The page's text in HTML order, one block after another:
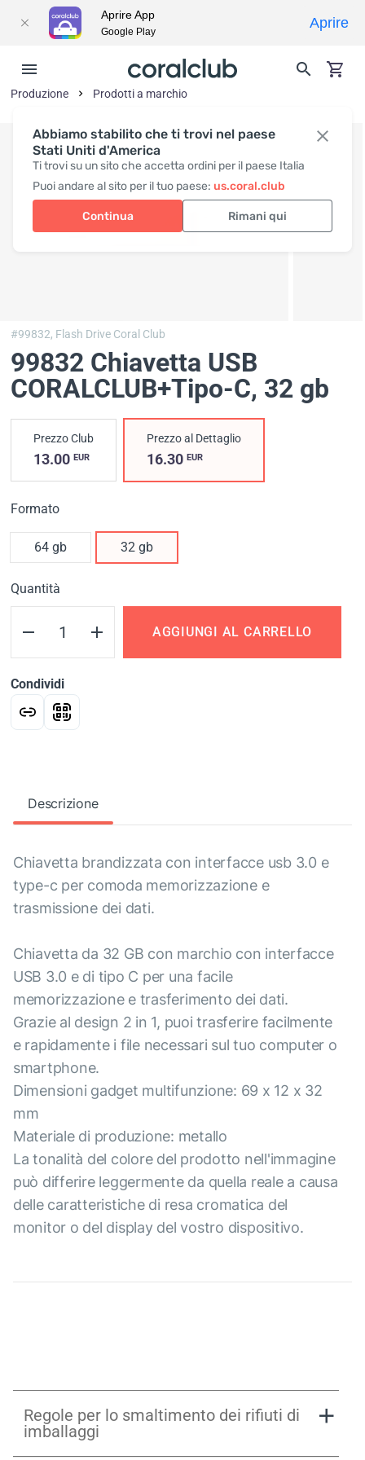
Abbiamo stabilito che ti trovi nel paese
Stati Uniti d'America
Ti trovi su un sito che accetta ordini per il paese Italia
Puoi andare al sito per il tuo paese: us.coral.club
Continua Rimani qui
Produzione Prodotti a marchio
#99832, Flash Drive Coral Club
99832 Chiavetta USB
CORALCLUB+Tipo-C, 32 gb
Prezzo Club
13.00 EUR
Prezzo al Dettaglio
16.30EUR
Formato
64 gb 32 gb
Quantità
AGGIUNGI AL CARRELLO
Condividi
Descrizione
Chiavetta brandizzata con interfacce usb 3.0 e
type-c per comoda memorizzazione e
trasmissione dei dati.
Chiavetta da 32 GB con marchio con interfacce
USB 3.0 e di tipo C per una facile
memorizzazione e trasferimento dei dati.
Grazie al design 2 in 1, puoi trasferire facilmente
e rapidamente i file necessari sul tuo computer o
smartphone.
Dimensioni gadget multifunzione: 69 x 12 x 32
mm
Materiale di produzione: metallo
La tonalità del colore del prodotto nell'immagine
può differire leggermente da quella reale a causa
delle caratteristiche di resa cromatica del
monitor o del display del vostro dispositivo.
Regole per lo smaltimento dei rifiuti di
imballaggi
Aprire App
Google Play
Aprire